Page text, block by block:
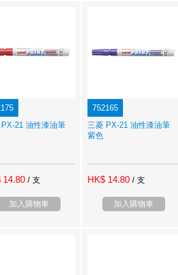
21 油性漆油筆
14.80 / 支
加入購物車
752165
三菱 PX-21 油性漆油筆
紫色
HK$ 14.80 / 支
加入購物車